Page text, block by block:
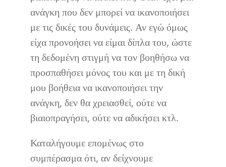
ανάγκη που δεν μπορεί να ικανοποιήσει
με τις δικές του δυνάμεις. Αν εγώ όμως
είχα προνοήσει να είμαι δίπλα του, ώστε
τη δεδομένη στιγμή να τον βοηθήσω να
προσπαθήσει μόνος του και με τη δική
μου βοήθεια να ικανοποιήσει την
ανάγκη, δεν θα χρειασθεί, ούτε να
βιαιοπραγήσει, ούτε να αδικήσει κτλ.
Καταλήγουμε επομένως στο
συμπέρασμα ότι, αν δείχνουμε